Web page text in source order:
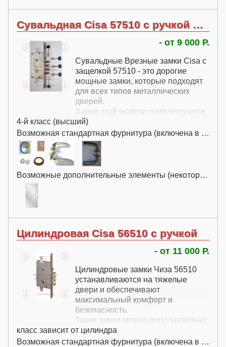
Сувальдная Cisa 57510 с ручкой без перекодировки
- от 9 000 Р.
Сувальдные Врезные замки Cisa с
защелкой 57510 - это дорогие
мощные замки, которые подходят
для всех типов металлических
дверей.
Замки этой модели комплектуются
защелкой и нажимной ручкой.
Замки Cisa 57510 в стандартной
комплектации имеют декоративную
накладку и раздельную нажимную
ручку в отличие от российских
замков с ручками на планке.
4-й класс (высший)
Возможная стандартная фурнитура (включена в цену):
Возможные дополнительные элементы (некоторые за дополнительную плату):
Цилиндровая Cisa 56510 с ручкой
- от 11 000 Р.
Цилиндровые замки Чиза 56510
устанавливаются на тяжелые
двери и обеспечивают
максимальный комфорт и
безопасность.
Такие замки можно дополнительно
усилить с помощью броненакладок
и более совершенных цилиндров.
класс зависит от цилиндра
Возможная стандартная фурнитура (включена в цену):